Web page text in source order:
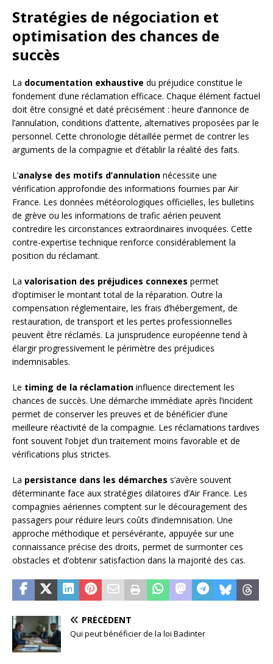
Stratégies de négociation et
optimisation des chances de
succès
La documentation exhaustive du préjudice constitue le
fondement d’une réclamation efficace. Chaque élément factuel
doit être consigné et daté précisément : heure d’annonce de
l’annulation, conditions d’attente, alternatives proposées par le
personnel. Cette chronologie détaillée permet de contrer les
arguments de la compagnie et d’établir la réalité des faits.
L’analyse des motifs d’annulation nécessite une
vérification approfondie des informations fournies par Air
France. Les données météorologiques officielles, les bulletins
de grève ou les informations de trafic aérien peuvent
contredire les circonstances extraordinaires invoquées. Cette
contre-expertise technique renforce considérablement la
position du réclamant.
La valorisation des préjudices connexes permet
d’optimiser le montant total de la réparation. Outre la
compensation réglementaire, les frais d’hébergement, de
restauration, de transport et les pertes professionnelles
peuvent être réclamés. La jurisprudence européenne tend à
élargir progressivement le périmètre des préjudices
indemnisables.
Le timing de la réclamation influence directement les
chances de succès. Une démarche immédiate après l’incident
permet de conserver les preuves et de bénéficier d’une
meilleure réactivité de la compagnie. Les réclamations tardives
font souvent l’objet d’un traitement moins favorable et de
vérifications plus strictes.
La persistance dans les démarches s’avère souvent
déterminante face aux stratégies dilatoires d’Air France. Les
compagnies aériennes comptent sur le découragement des
passagers pour réduire leurs coûts d’indemnisation. Une
approche méthodique et persévérante, appuyée sur une
connaissance précise des droits, permet de surmonter ces
obstacles et d’obtenir satisfaction dans la majorité des cas.
PRÉCÉDENT
Qui peut bénéficier de la loi Badinter